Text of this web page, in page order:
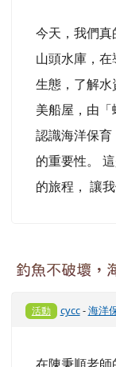
今天，我們
山頭水庫，
生態，了解
美船屋，由
認識海洋保
的重要性。
的旅程， 讓
釣魚不破壞，
活動 cycc-海洋